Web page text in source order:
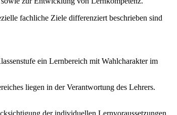
fachliche Ziele differenziert beschrieben sind
ein Lernbereich mit Wahlcharakter im
liegen in der Verantwortung des Lehrers.